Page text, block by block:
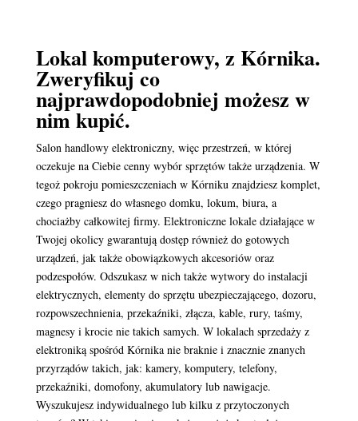
Lokal komputerowy, z Kórnika.
Zweryfikuj co
najprawdopodobniej możesz w
nim kupić.
Salon handlowy elektroniczny, więc przestrzeń, w której
oczekuje na Ciebie cenny wybór sprzętów także urządzenia. W
tegoż pokroju pomieszczeniach w Kórniku znajdziesz komplet,
czego pragniesz do własnego domku, lokum, biura, a
chociażby całkowitej firmy. Elektroniczne lokale działające w
Twojej okolicy gwarantują dostęp również do gotowych
urządzeń, jak także obowiązkowych akcesoriów oraz
podzespołów. Odszukasz w nich także wytwory do instalacji
elektrycznych, elementy do sprzętu ubezpieczającego, dozoru,
rozpowszechnienia, przekaźniki, złącza, kable, rury, taśmy,
magnesy i krocie nie takich samych. W lokalach sprzedaży z
elektroniką spośród Kórnika nie braknie i znacznie znanych
przyrządów takich, jak: kamery, komputery, telefony,
przekaźniki, domofony, akumulatory lub nawigacje.
Wyszukujesz indywidualnego lub kilku z przytoczonych